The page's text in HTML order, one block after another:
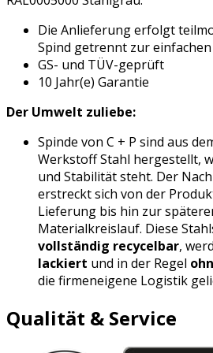
Die Anlieferung erfolgt
Spind getrennt zur
GS- und TÜV-geprüft
10 Jahr(e) Garantie
Der Umwelt zuliebe:
Spinde von C + P sind aus
Werkstoff Stahl hergestellt,
und Stabilität steht. Der
erstreckt sich von der
Lieferung bis hin zur
Materialkreislauf. Diese
vollständig recycelbar,
lackiert und in der Regel
die firmeneigene Logistik
Qualität & Service